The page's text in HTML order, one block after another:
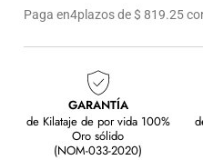
Paga en4plazos de $ 819.25
GARANTÍA
de Kilataje de por vida 100%
Oro sólido
(NOM-033-2020)